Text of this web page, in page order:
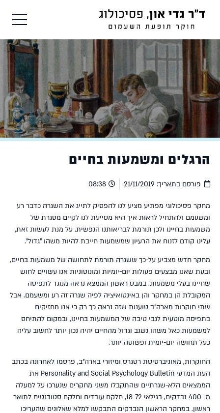
הרגלים ומשמעות בחיים
פורסם בתאריך: 08:38
מחקר פסיכולוגי מפתיע מציע לנו להפסיק לתייג את השגרה כדבר רע
ומשעמם ולהתחיל לראות איך היא מסייעת לנו לקיים מסגרת של
משמעות בחיינו ולכן תורמת לבריאותנו הנפשית. על מנת לעשות זאת,
עלינו קודם לזנוח את הרעיון שמשמעות חייבת להיות משהו "גדול".
מחקר חדש מצביע על-כך ששגרה תורמת לתחושה של משמעות בחיים,
ובעת שאנו מבצעים פעולות יום-יומיות ומונוטוניות אנו עשויים לחוש
שחיינו בעלי משמעות. במבט ראשון הממצא נראה מנוגד לתפיסה
המקובלת הן במחקר והן באינטואיציה לפיה שגרה זה רע ומשעמם. אבל
שתי חוקרות מארה"ב טוענות שזה נראה כך רק כי אנו מחזיקים
בתפיסה מוטעית לגבי טיבה של המשמעות בחיינו, ובמקום להתיחס
למשמעות כאל משהו נשגב וגדול מהחיים יהיה נכון יותר לחשוב עליה
כעל תחושה יום-יומית ופשוטה יותר.
החוקרות, מאוניברסיטת רטגרס ומיזורי בארה"ב, פרסמו לאחרונה בכתב
העת המדעי Personality and Social Psychology Bulletin את
הממצאים הלא-שגרתיים שהתקבלו משני מחקרים שנערכו על למעלה
מ- 400 נבדקים, בגילאי 18-72, חלקם עובדים וחלקם סטודנטים לתואר
ראשון. במחקר הראשון הנבדקים התבקשו למלא שאלונים שהעריכו